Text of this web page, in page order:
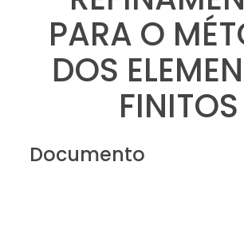
PARA O
DOS
FINITOS
Documento